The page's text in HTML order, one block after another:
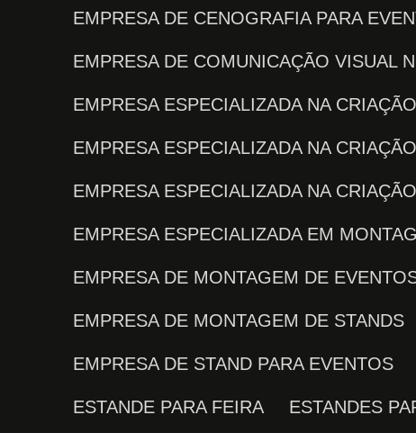
EMPRESA DE CENOGRAFIA PARA
EMPRESA DE COMUNICAÇÃO VISUAL
EMPRESA ESPECIALIZADA NA
EMPRESA ESPECIALIZADA NA
EMPRESA ESPECIALIZADA NA
EMPRESA ESPECIALIZADA EM
EMPRESA DE MONTAGEM DE
EMPRESA DE MONTAGEM DE STANDS
EMPRESA DE STAND PARA EVENTOS
ESTANDE PARA FEIRA ESTANDES